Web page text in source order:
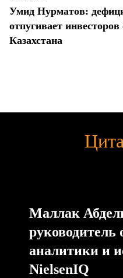
Умид Нурматов:
отпугивает
Казахстана
Маллак
руководитель
аналитики и
NielsenIQ